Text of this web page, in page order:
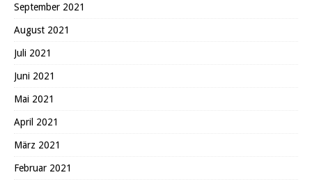
September 2021
August 2021
Juli 2021
Juni 2021
Mai 2021
April 2021
März 2021
Februar 2021